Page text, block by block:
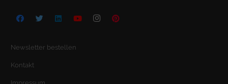
Newsletter bestellen
Kontakt